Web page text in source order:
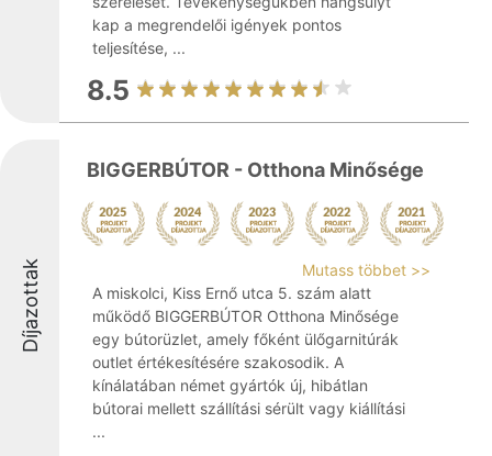
kap a megrendelői igények pontos
teljesítése, ...
8.5
Díjazottak
BIGGERBÚTOR - Otthona Minősége
Mutass többet >>
A miskolci, Kiss Ernő utca 5. szám alatt
működő BIGGERBÚTOR Otthona Minősége
egy bútorüzlet, amely főként ülőgarnitúrák
outlet értékesítésére szakosodik. A
kínálatában német gyártók új, hibátlan
bútorai mellett szállítási sérült vagy kiállítási
...